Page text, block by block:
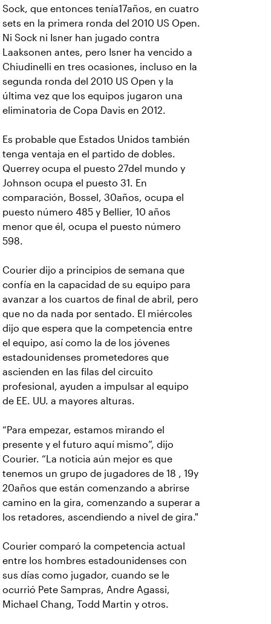
Sock, que entonces tenía17años, en cuatro
sets en la primera ronda del 2010 US Open.
Ni Sock ni Isner han jugado contra
Laaksonen antes, pero Isner ha vencido a
Chiudinelli en tres ocasiones, incluso en la
segunda ronda del 2010 US Open y la
última vez que los equipos jugaron una
eliminatoria de Copa Davis en 2012.
Es probable que Estados Unidos también
tenga ventaja en el partido de dobles.
Querrey ocupa el puesto 27del mundo y
Johnson ocupa el puesto 31. En
comparación, Bossel, 30años, ocupa el
puesto número 485 y Bellier, 10 años
menor que él, ocupa el puesto número
598.
Courier dijo a principios de semana que
confía en la capacidad de su equipo para
avanzar a los cuartos de final de abril, pero
que no da nada por sentado. El miércoles
dijo que espera que la competencia entre
el equipo, así como la de los jóvenes
estadounidenses prometedores que
ascienden en las filas del circuito
profesional, ayuden a impulsar al equipo
de EE. UU. a mayores alturas.
“Para empezar, estamos mirando el
presente y el futuro aquí mismo”, dijo
Courier. “La noticia aún mejor es que
tenemos un grupo de jugadores de 18 , 19y
20años que están comenzando a abrirse
camino en la gira, comenzando a superar a
los retadores, ascendiendo a nivel de gira."
Courier comparó la competencia actual
entre los hombres estadounidenses con
sus días como jugador, cuando se le
ocurrió Pete Sampras, Andre Agassi,
Michael Chang, Todd Martin y otros.